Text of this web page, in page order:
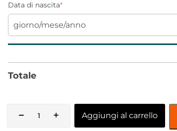
Data di nascita*
Totale
Aggiungi al carrello